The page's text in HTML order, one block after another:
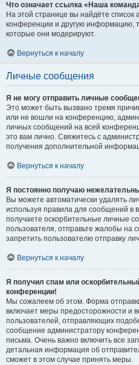
Что означает ссылка «Наша
На этой странице вы найдёте
конференции и другую информацию,
которые они модерируют.
Вернуться к началу
Личные сообщения
Я не могу отправить личные
Это может быть вызвано тремя
или не вошли на конференцию,
личных сообщений на всей
это вам лично. Свяжитесь с
получения дополнительной
Вернуться к началу
Я постоянно получаю
Вы можете автоматически удалять
используя правила для сообщений в
получаете оскорбительные личные
пользователя, отправьте жалобы на
запретить пользователю отправку
Вернуться к началу
Я получил спам или
конференции!
Мы сожалеем об этом. Форма
включает меры предосторожности и
пользователей, отправляющих
сообщение администратору
письма. Очень важно включить все
детальная информация об
сможет в этом случае принять меры.